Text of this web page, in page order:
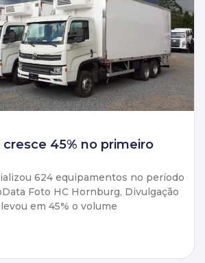
cresce 45% no primeiro
624 equipamentos no período
Foto HC Hornburg, Divulgação
em 45% o volume